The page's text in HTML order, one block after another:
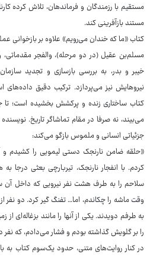
مستقیم با رزمندگان و فرماندهان، تلاش کرده
مستند بازآفرینی کند.
کتاب «ما که خندان می‌رویم» علاوه بر بازخوانی
مسلم‌بن عقیل (در دو مرحله)، والفجر
خیبر و بدر، به بررسی بازسازی و تجدید
نیروهایش نیز می‌پردازد. ترکیب دقیق داده‌های
کتاب ساختاری زنده و پرکشش بخشیده است؛ تا
می‌بیند، نه صرفا در مقام تماشاگر تاریخ.
جزئیاتی انسانی و ملموس بازگو می‌کند:
«حلقه ضامن نارنجک دستی لیمویی را کشیدم
کردم. با انفجار نارنجک، تیربارچی بعثی درجا
سلاحم را به طرف هشت نفر نیرویی که داخل آن
وقت ماشه را چکاندم، اما… تفنگ گیر کرد. دو نفر
به طرفم دویدند. یکی از آنها را مانند بزغاله‌ای
را بر گلویش گذاشته بودم و فشار می‌دادم، که
در کنار روایت‌های متنی، حدود یک‌سوم کتاب به